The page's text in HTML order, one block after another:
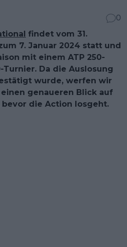
0
findet vom 31.
7. Januar 2024 statt und
mit einem ATP 250-
Turnier. Da die Auslosung
wurde, werfen wir
genaueren Blick auf
die Action losgeht.